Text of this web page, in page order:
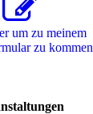
um zu meinem
zu kommen